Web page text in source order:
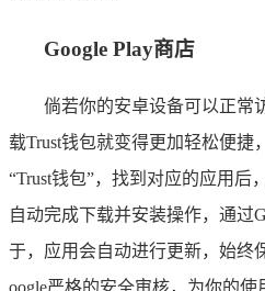
Google Play商店
倘若你的安卓设备可以正常
载Trust钱包就变得更加轻松便捷
“Trust钱包”，找到对应的应用后
自动完成下载并安装操作，通过
于，应用会自动进行更新，始终
oogle严格的安全审核，为你的使